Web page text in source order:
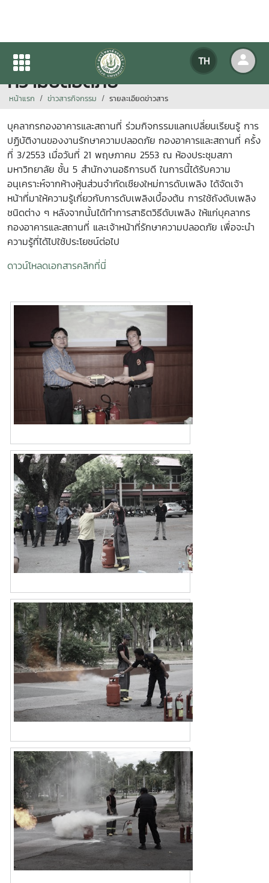
TH
KM การปฏิบัติงานของงานรักษา
ความปลอดภัย
หน้าแรก ข่าวสารกิจกรรม รายละเอียดข่าวสาร
บุคลากรกองอาคารและสถานที่ ร่วมกิจกรรมแลกเปลี่ยนเรียนรู้ การ
ปฏิบัติงานของงานรักษาความปลอดภัย กองอาคารและสถานที่ ครั้ง
ที่ 3/2553 เมื่อวันที่ 21 พฤษภาคม 2553 ณ ห้องประชุมสภา
มหาวิทยาลัย ชั้น 5 สำนักงานอธิการบดี ในการนี้ได้รับความ
อนุเคราะห์จากห้างหุ้นส่วนจำกัดเชียงใหม่การดับเพลิง ได้จัดเจ้า
หน้าที่มาให้ความรู้เกี่ยวกับการดับเพลิงเบื้องต้น การใช้ถังดับเพลิง
ชนิดต่าง ๆ หลังจากนั้นได้ทำการสาธิตวิธีดับเพลิง ให้แก่บุคลากร
กองอาคารและสถานที่ และเจ้าหน้าที่รักษาความปลอดภัย เพื่อจะนำ
ความรู้ที่ได้ไปใช้ประโยชน์ต่อไป
ดาวน์โหลดเอกสารคลิกที่นี่